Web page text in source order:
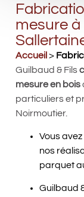
mesure
Accueil >
Guilbaud & Fils
mesure en bois
particuliers et
Noirmoutier.
Vous
nos
parquet
Guilbaud